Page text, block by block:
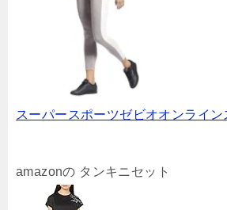
スーパースポーツゼビオオンライ
amazonの タンキニセット